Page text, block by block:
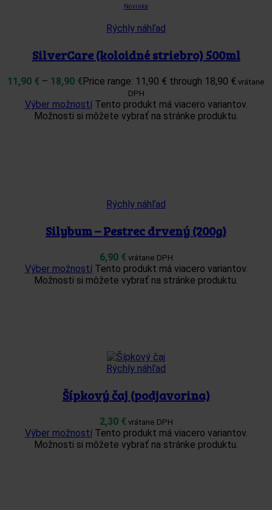
Novinka
Rýchly náhľad
SilverCare (koloidné striebro) 500ml
11,90 € – 18,90 €Price range: 11,90 € through 18,90 € vrátane
DPH
Výber možností Tento produkt má viacero variantov.
Možnosti si môžete vybrať na stránke produktu.
Rýchly náhľad
Silybum – Pestrec drvený (200g)
6,90 €vrátane DPH
Výber možností Tento produkt má viacero variantov.
Možnosti si môžete vybrať na stránke produktu.
Rýchly náhľad
Šípkový čaj (podjavorina)
2,30 €vrátane DPH
Výber možností Tento produkt má viacero variantov.
Možnosti si môžete vybrať na stránke produktu.